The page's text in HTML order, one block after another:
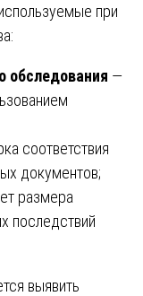
при
обследования —
соответствия
документов;
размера
последствий
выявить